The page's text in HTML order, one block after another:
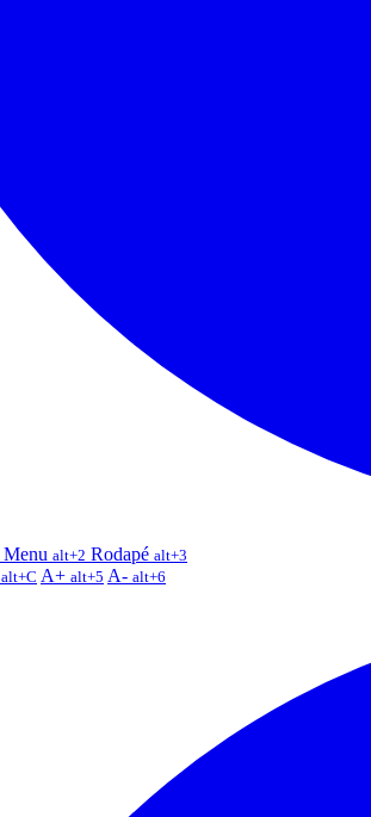
Menu alt+2 Rodapé alt+3
alt+C A+ alt+5 A- alt+6